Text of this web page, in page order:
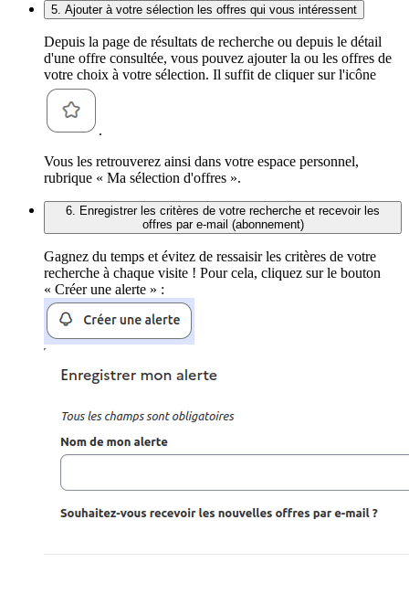
5. Ajouter à votre sélection les offres qui vous intéressent
Depuis la page de résultats de recherche ou depuis le détail
d'une offre consultée, vous pouvez ajouter la ou les offres de
votre choix à votre sélection. Il suffit de cliquer sur l'icône
.
Vous les retrouverez ainsi dans votre espace personnel,
rubrique « Ma sélection d'offres ».
6. Enregistrer les critères de votre recherche et recevoir les
offres par e-mail (abonnement)
Gagnez du temps et évitez de ressaisir les critères de votre
recherche à chaque visite ! Pour cela, cliquez sur le bouton
« Créer une alerte » :